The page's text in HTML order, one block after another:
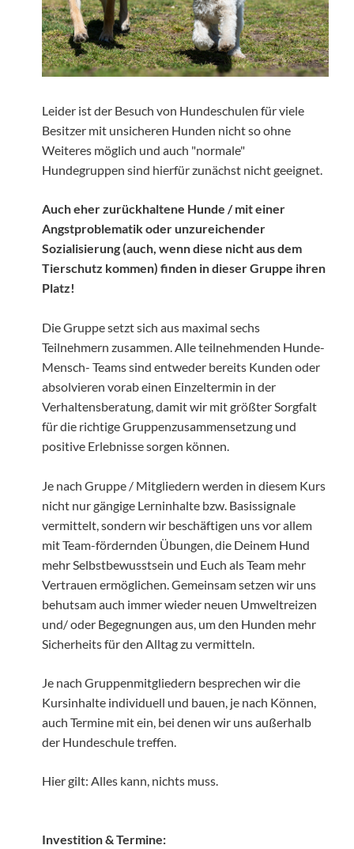
Leider ist der Besuch von Hundeschulen für viele
Besitzer mit unsicheren Hunden nicht so ohne
Weiteres möglich und auch "normale"
Hundegruppen sind hierfür zunächst nicht geeignet.
Auch eher zurückhaltene Hunde / mit einer
Angstproblematik oder unzureichender
Sozialisierung (auch, wenn diese nicht aus dem
Tierschutz kommen) finden in dieser Gruppe ihren
Platz!
Die Gruppe setzt sich aus maximal sechs
Teilnehmern zusammen. Alle teilnehmenden Hunde-
Mensch- Teams sind entweder bereits Kunden oder
absolvieren vorab einen Einzeltermin in der
Verhaltensberatung, damit wir mit größter Sorgfalt
für die richtige Gruppenzusammensetzung und
positive Erlebnisse sorgen können.
Je nach Gruppe / Mitgliedern werden in diesem Kurs
nicht nur gängige Lerninhalte bzw. Basissignale
vermittelt, sondern wir beschäftigen uns vor allem
mit Team-fördernden Übungen, die Deinem Hund
mehr Selbstbewusstsein und Euch als Team mehr
Vertrauen ermöglichen. Gemeinsam setzen wir uns
behutsam auch immer wieder neuen Umweltreizen
und/ oder Begegnungen aus, um den Hunden mehr
Sicherheits für den Alltag zu vermitteln.
Je nach Gruppenmitgliedern besprechen wir die
Kursinhalte individuell und bauen, je nach Können,
auch Termine mit ein, bei denen wir uns außerhalb
der Hundeschule treffen.
Hier gilt: Alles kann, nichts muss.
Investition & Termine: